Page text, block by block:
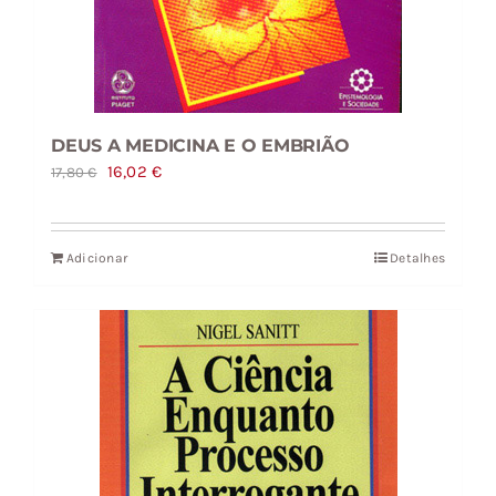
DEUS A MEDICINA E O EMBRIÃO
17,80€
O
original
era:
16,02€O
atual
Adicionar Detalhes